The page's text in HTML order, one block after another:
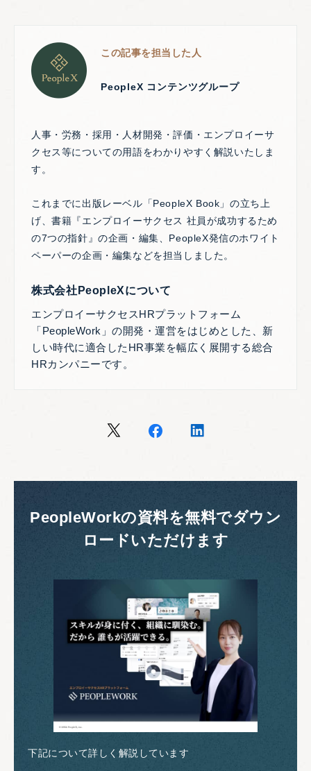
この記事を担当した人
PeopleX コンテンツグループ
人事・労務・採用・人材開発・評価・エンプロイーサ
クセス等についての用語をわかりやすく解説いたしま
す。
これまでに出版レーベル「PeopleX Book」の立ち上
げ、書籍『エンプロイーサクセス 社員が成功するため
の7つの指針』の企画・編集、PeopleX発信のホワイト
ペーパーの企画・編集などを担当しました。
株式会社PeopleXについて
エンプロイーサクセスHRプラットフォーム
「PeopleWork」の開発・運営をはじめとした、新
しい時代に適合したHR事業を幅広く展開する総合
HRカンパニーです。
PeopleWorkの資料を無料でダウン
ロードいただけます
下記について詳しく解説しています